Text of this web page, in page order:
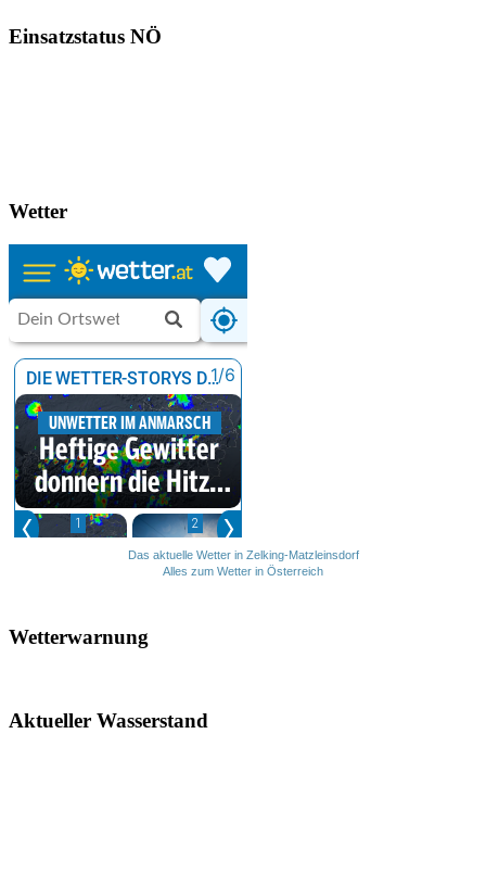
Einsatzstatus NÖ
Wetter
Das aktuelle Wetter in Zelking-Matzleinsdorf
Alles zum Wetter in Österreich
Wetterwarnung
Aktueller Wasserstand